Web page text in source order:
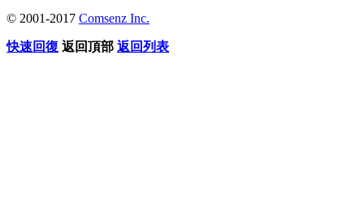
© 2001-2017 Comsenz Inc.
快速回復 返回頂部 返回列表